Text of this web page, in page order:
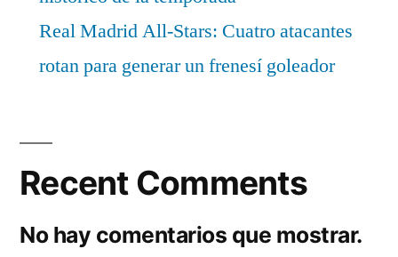
Real Madrid All-Stars: Cuatro atacantes
rotan para generar un frenesí goleador
Recent Comments
No hay comentarios que mostrar.